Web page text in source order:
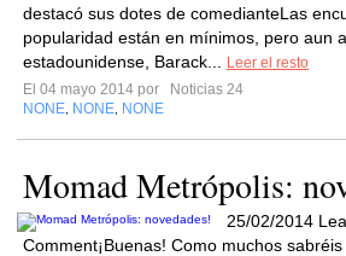
destacó sus dotes de comedianteLas
popularidad están en mínimos, pero aun
estadounidense, Barack...
Leer el resto
El 04 mayo 2014 por
Noticias 24
NONE NONE NONE
Momad Metrópolis:
25/02/2014
Comment¡Buenas! Como muchos